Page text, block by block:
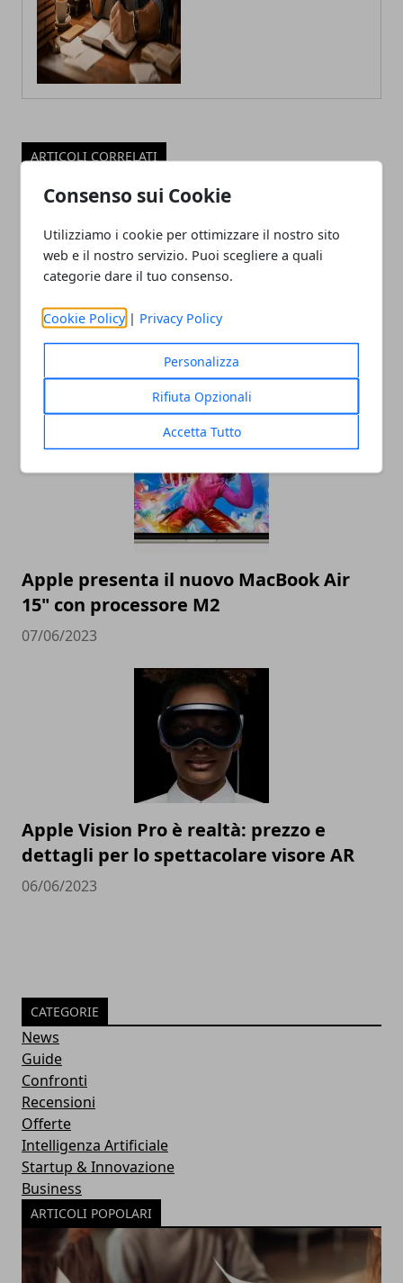
Consenso sui Cookie
Utilizziamo i cookie per ottimizzare il nostro sito
web e il nostro servizio. Puoi scegliere a quali
categorie dare il tuo consenso.
Cookie Policy | Privacy Policy
Personalizza
Rifiuta Opzionali
Accetta Tutto
ARTICOLI CORRELATI
tvOS 17 avrà le VPN nativa su Apple TV
12/06/2023
Apple presenta il nuovo MacBook Air
15" con processore M2
07/06/2023
Apple Vision Pro è realtà: prezzo e
dettagli per lo spettacolare visore AR
06/06/2023
CATEGORIE
News
Guide
Confronti
Recensioni
Offerte
Intelligenza Artificiale
Startup & Innovazione
Business
ARTICOLI POPOLARI